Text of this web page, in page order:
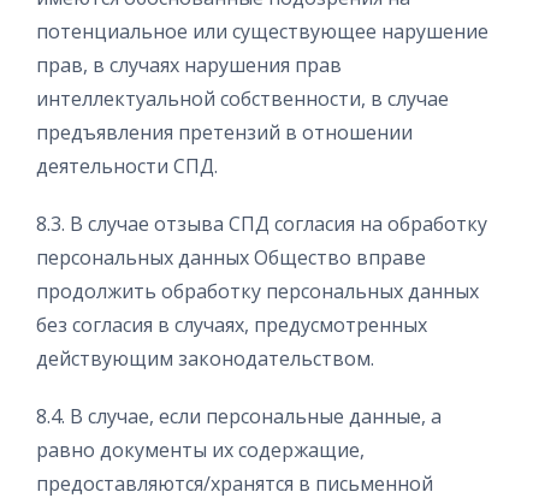
потенциальное или существующее нарушение
прав, в случаях нарушения прав
интеллектуальной собственности, в случае
предъявления претензий в отношении
деятельности СПД.
8.3. В случае отзыва СПД согласия на обработку
персональных данных Общество вправе
продолжить обработку персональных данных
без согласия в случаях, предусмотренных
действующим законодательством.
8.4. В случае, если персональные данные, а
равно документы их содержащие,
предоставляются/хранятся в письменной